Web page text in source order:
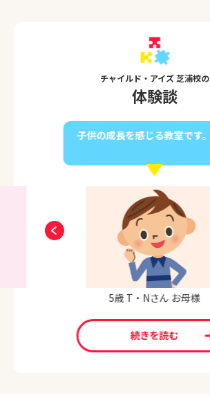
チャイルド・アイズ 芝浦校の
体験談
子供の成長を感じる教室です。
5歳 T・Nさん お母様
続きを読む